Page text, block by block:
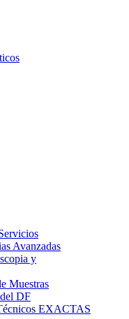
Avanzadas
y
Muestras
DF
EXACTAS